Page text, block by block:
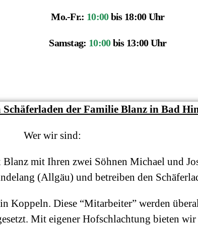
Mo.-Fr.: 10:00bis 18:00 Uhr
Samstag: 10:00bis 13:00 Uhr
der Familie Blanz in Bad
Wer wir sind:
mit Ihren zwei Söhnen Michael und
(Allgäu) und betreiben den
Koppeln. Diese “Mitarbeiter” werden
Mit eigener Hofschlachtung bieten